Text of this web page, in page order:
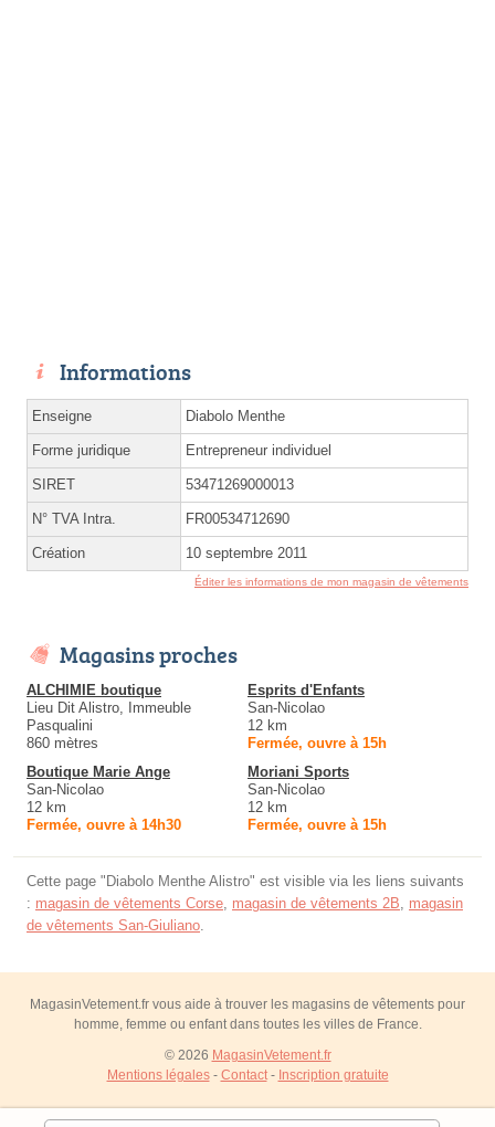
Informations
Enseigne Diabolo Menthe
Forme juridique Entrepreneur individuel
SIRET 53471269000013
N° TVA Intra. FR00534712690
Création 10 septembre 2011
Éditer les informations de mon magasin de vêtements
Magasins proches
ALCHIMIE boutique
Lieu Dit Alistro, Immeuble
Pasqualini
860 mètres
Esprits d'Enfants
San-Nicolao
12 km
Fermée, ouvre à 15h
Boutique Marie Ange
San-Nicolao
12 km
Fermée, ouvre à 14h30
Moriani Sports
San-Nicolao
12 km
Fermée, ouvre à 15h
Cette page "Diabolo Menthe Alistro" est visible via les liens suivants
: magasin de vêtements Corse, magasin de vêtements 2B, magasin
de vêtements San-Giuliano.
MagasinVetement.fr vous aide à trouver les magasins de vêtements pour
homme, femme ou enfant dans toutes les villes de France.
© 2026 MagasinVetement.fr
Mentions légales- Contact- Inscription gratuite